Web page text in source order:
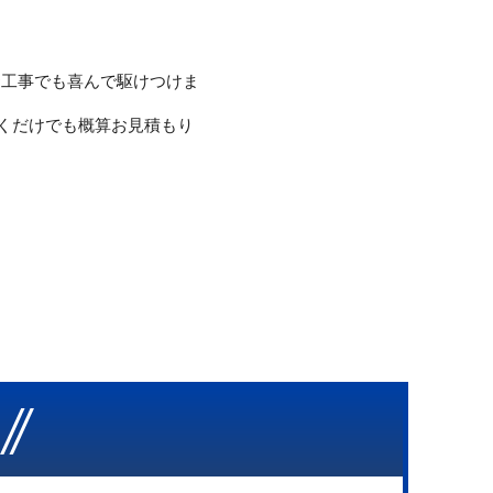
事でも喜んで駆けつけま
だけでも概算お見積もり